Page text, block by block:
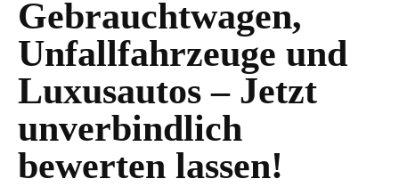
Gebrauchtwagen,
Unfallfahrzeuge und
Luxusautos – Jetzt
unverbindlich
bewerten lassen!